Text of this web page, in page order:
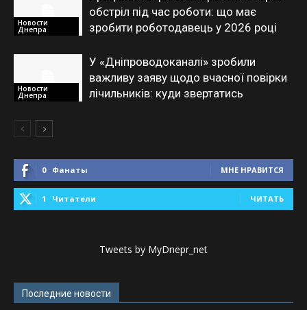
Новости
Днепра
обстріл під час роботи: що має
зробити роботодавець у 2026 році
Новости
Днепра
У «Дніпроводоканалі» зробили
важливу заяву щодо вчасної повірки
лічильників: куди звертатись
0 Фанаты МНЕ НРАВИТСЯ
1 Читатели ЧИТАТЬ
Tweets by MyDnepr_net
Последние новости